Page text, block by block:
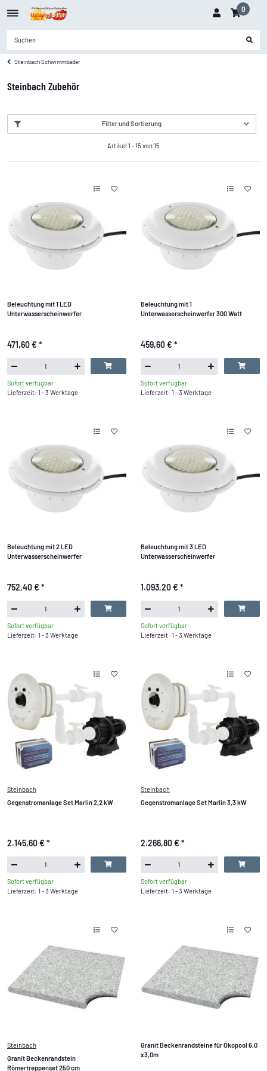
0
Steinbach Schwimmbäder
Steinbach Zubehör
Filter und Sortierung
Artikel 1 - 15 von 15
Beleuchtung mit 1 LED
Unterwasserscheinwerfer
471,60 € *
Sofort verfügbar
Lieferzeit: 1 - 3 Werktage
Beleuchtung mit 1
Unterwasserscheinwerfer 300 Watt
459,60 € *
Sofort verfügbar
Lieferzeit: 1 - 3 Werktage
Beleuchtung mit 2 LED
Unterwasserscheinwerfer
752,40 € *
Sofort verfügbar
Lieferzeit: 1 - 3 Werktage
Beleuchtung mit 3 LED
Unterwasserscheinwerfer
1.093,20 € *
Sofort verfügbar
Lieferzeit: 1 - 3 Werktage
Steinbach
Gegenstromanlage Set Marlin 2,2 kW
2.145,60 € *
Sofort verfügbar
Lieferzeit: 1 - 3 Werktage
Steinbach
Gegenstromanlage Set Marlin 3,3 kW
2.266,80 € *
Sofort verfügbar
Lieferzeit: 1 - 3 Werktage
Steinbach
Granit Beckenrandstein
Römertreppenset 250 cm
Granit Beckenrandsteine für Ökopool 6,0
x3,0m